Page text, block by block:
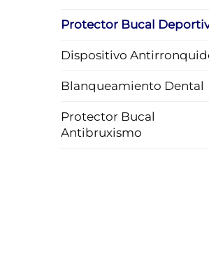
Protector Bucal
Dispositivo
Blanqueamiento Dental
Protector Bucal
Antibruxismo